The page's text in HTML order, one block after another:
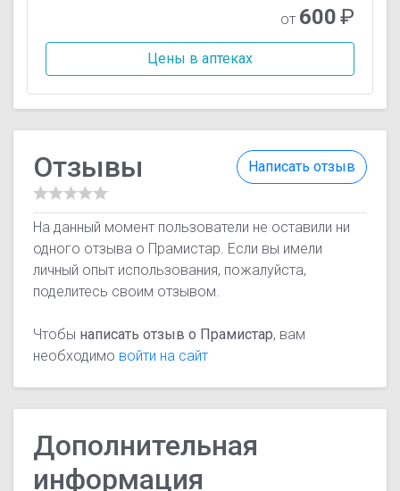
от 600₽
Цены в аптеках
Написать отзыв
Отзывы
На данный момент пользователи не оставили ни
одного отзыва о Прамистар. Если вы имели
личный опыт использования, пожалуйста,
поделитесь своим отзывом.
Чтобы написать отзыв о Прамистар, вам
необходимо войти на сайт
Дополнительная
информация